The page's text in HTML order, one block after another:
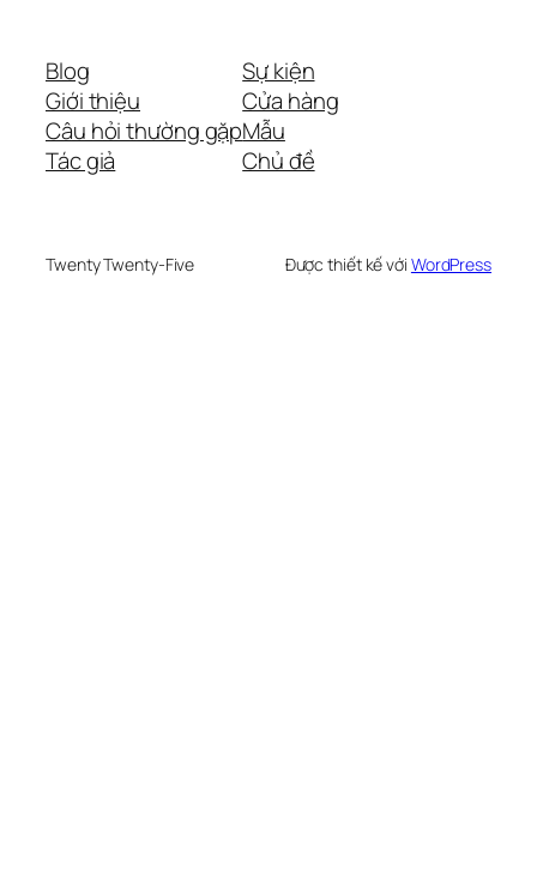
Blog
Giới thiệu
Câu hỏi thường gặp
Tác giả
Sự kiện
Cửa hàng
Mẫu
Chủ đề
Twenty Twenty-Five Được thiết kế với WordPress